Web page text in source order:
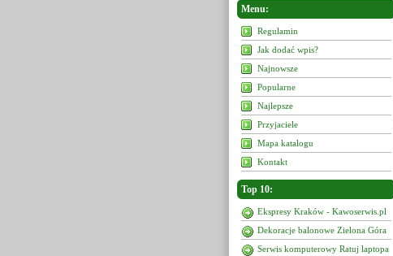
Menu:
Regulamin
Jak dodać wpis?
Najnowsze
Popularne
Najlepsze
Przyjaciele
Mapa katalogu
Kontakt
Top 10:
Ekspresy Kraków - Kawoserwis.pl
Dekoracje balonowe Zielona Góra
Serwis komputerowy Ratuj laptopa